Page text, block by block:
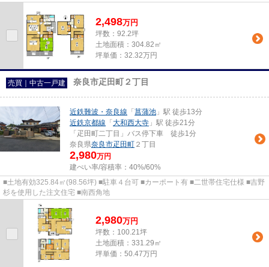
2,498万円
坪数：92.2坪
土地面積：304.82㎡
坪単価：32.32万円
売買｜中古一戸建 奈良市疋田町２丁目
近鉄難波・奈良線 「 菖蒲池 」駅 徒歩13分
近鉄京都線 「 大和西大寺 」駅 徒歩21分
「疋田町二丁目」バス停下車 徒歩1分
奈良県奈良市疋田町 ２丁目
2,980万円
建ぺい率/容積率： 40%/60%
■土地有効325.84㎡(98.56坪) ■駐車４台可 ■カーポート有 ■二世帯住宅仕様 ■吉野
杉を使用した注文住宅 ■南西角地
2,980万円
坪数：100.21坪
土地面積：331.29㎡
坪単価：50.47万円